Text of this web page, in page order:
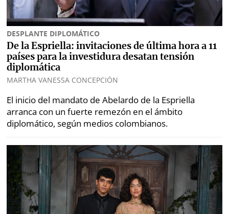
DESPLANTE DIPLOMÁTICO
De la Espriella: invitaciones de última hora a 11
países para la investidura desatan tensión
diplomática
MARTHA VANESSA CONCEPCIÓN
El inicio del mandato de Abelardo de la Espriella
arranca con un fuerte remezón en el ámbito
diplomático, según medios colombianos.